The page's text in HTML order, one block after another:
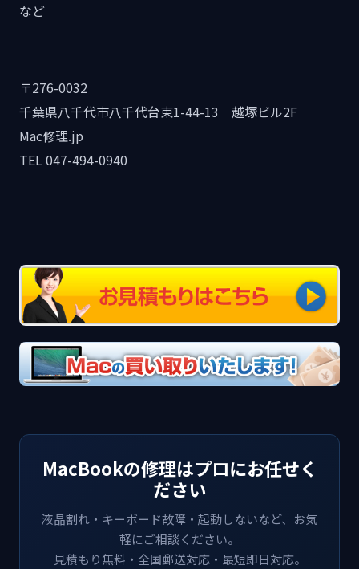
など
〒276-0032
千葉県八千代市八千代台東1-44-13 越塚ビル2F
Mac修理.jp
TEL 047-494-0940
MacBookの修理はプロにお任せく
ださい
液晶割れ・キーボード故障・起動しないなど、お気
軽にご相談ください。
見積もり無料・全国郵送対応・最短即日対応。